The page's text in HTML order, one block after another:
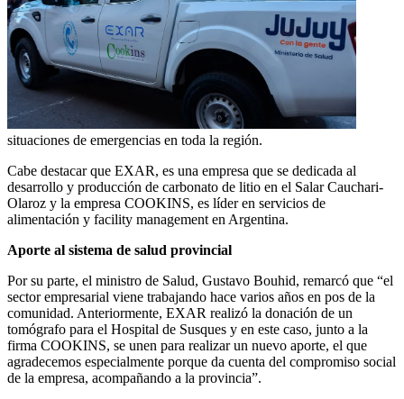
situaciones de emergencias en toda la región.
Cabe destacar que EXAR, es una empresa que se dedicada al
desarrollo y producción de carbonato de litio en el Salar Cauchari-
Olaroz y la empresa COOKINS, es líder en servicios de
alimentación y facility management en Argentina.
Aporte al sistema de salud provincial
Por su parte, el ministro de Salud, Gustavo Bouhid, remarcó que “el
sector empresarial viene trabajando hace varios años en pos de la
comunidad. Anteriormente, EXAR realizó la donación de un
tomógrafo para el Hospital de Susques y en este caso, junto a la
firma COOKINS, se unen para realizar un nuevo aporte, el que
agradecemos especialmente porque da cuenta del compromiso social
de la empresa, acompañando a la provincia”.